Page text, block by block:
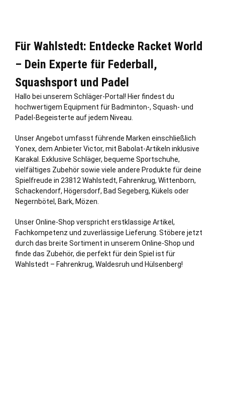
Für Wahlstedt: Entdecke Racket World
– Dein Experte für Federball,
Squashsport und Padel
Hallo bei unserem Schläger-Portal! Hier findest du
hochwertigem Equipment für Badminton-, Squash- und
Padel-Begeisterte auf jedem Niveau.
Unser Angebot umfasst führende Marken einschließ lich
Yonex, dem Anbieter Victor, mit Babolat-Artikeln inklusive
Karakal. Exklusive Schläger, bequeme Sportschuhe,
vielfältiges Zubehör sowie viele andere Produkte für deine
Spielfreude in 23812 Wahlstedt, Fahrenkrug, Wittenborn,
Schackendorf, Högersdorf, Bad Segeberg, Kükels oder
Negernbötel, Bark, Mözen.
Unser Online-Shop verspricht erstklassige Artikel,
Fachkompetenz und zuverlässige Lieferung. Stöbere jetzt
durch das breite Sortiment in unserem Online-Shop und
finde das Zubehör, die perfekt für dein Spiel ist für
Wahlstedt – Fahrenkrug, Waldesruh und Hülsenberg!